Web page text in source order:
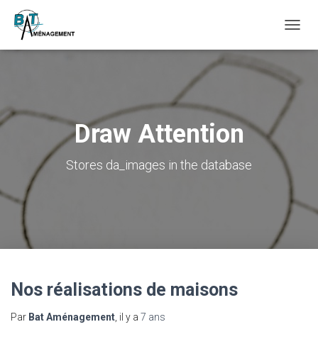
LA
Draw Attention
Stores da_images in the database
Nos réalisations de maisons
Par Bat Aménagement , il y a 7 ans